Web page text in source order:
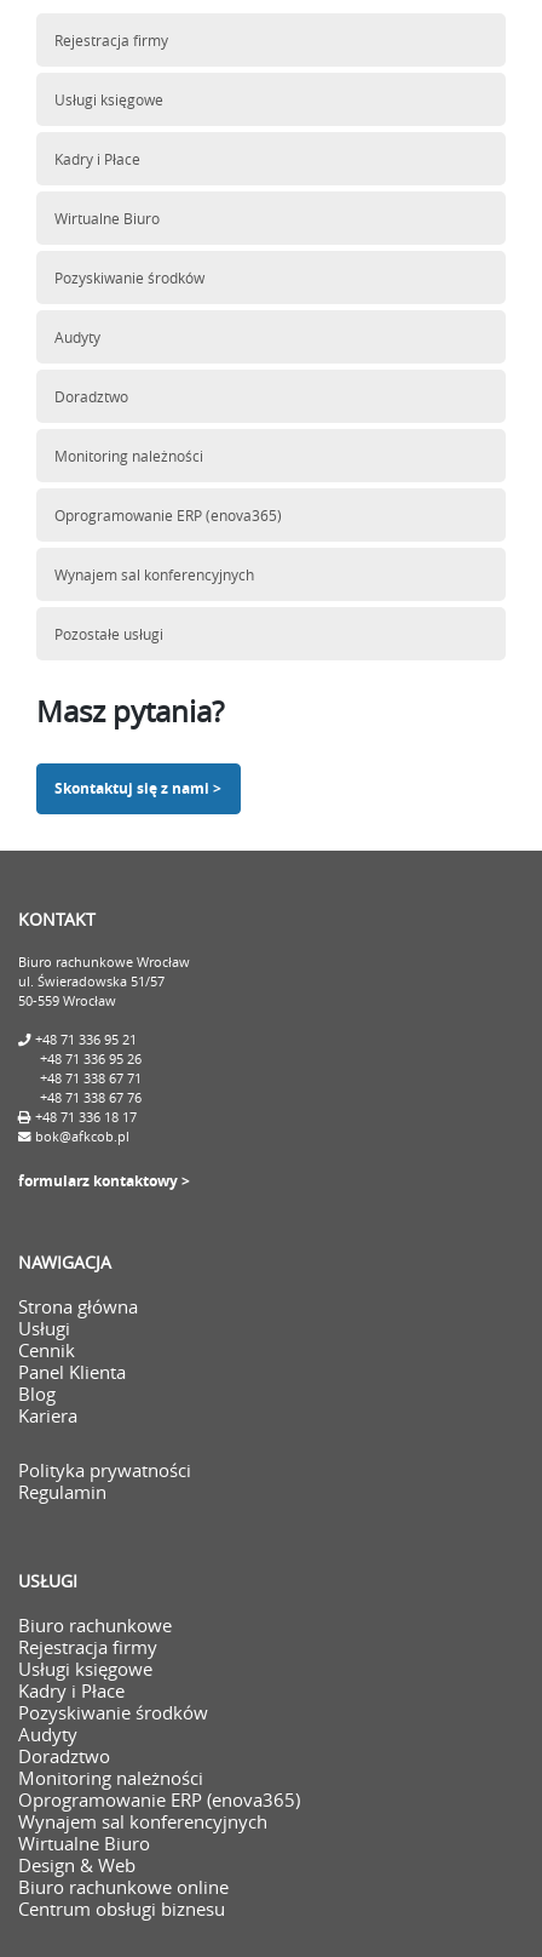
Rejestracja firmy
Usługi księgowe
Kadry i Płace
Wirtualne Biuro
Pozyskiwanie środków
Audyty
Doradztwo
Monitoring należności
Oprogramowanie ERP (enova365)
Wynajem sal konferencyjnych
Pozostałe usługi
Masz pytania?
Skontaktuj się z nami >
KONTAKT
Biuro rachunkowe Wrocław
ul. Świeradowska 51/57
50-559 Wrocław
+48 71 336 95 21
+48 71 336 95 26
+48 71 338 67 71
+48 71 338 67 76
+48 71 336 18 17
bok@afkcob.pl
formularz kontaktowy >
NAWIGACJA
Strona główna
Usługi
Cennik
Panel Klienta
Blog
Kariera
Polityka prywatności
Regulamin
USŁUGI
Biuro rachunkowe
Rejestracja firmy
Usługi księgowe
Kadry i Płace
Pozyskiwanie środków
Audyty
Doradztwo
Monitoring należności
Oprogramowanie ERP (enova365)
Wynajem sal konferencyjnych
Wirtualne Biuro
Design & Web
Biuro rachunkowe online
Centrum obsługi biznesu